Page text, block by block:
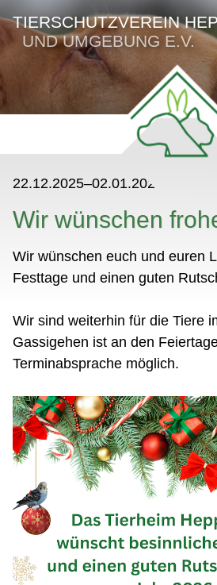
TIERSCHUTZVEREIN
UND UMGEBUNG E.V.
22.12.2025–02.01.2026
Wir wünschen
Wir wünschen euch und euren
Festtage und einen guten
Wir sind weiterhin für die Tiere
Gassigehen ist an den
Terminabsprache möglich.